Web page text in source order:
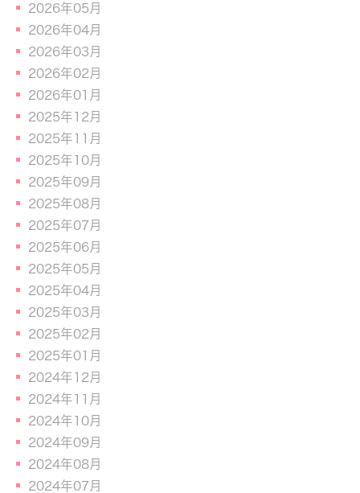
2026年05月
2026年04月
2026年03月
2026年02月
2026年01月
2025年12月
2025年11月
2025年10月
2025年09月
2025年08月
2025年07月
2025年06月
2025年05月
2025年04月
2025年03月
2025年02月
2025年01月
2024年12月
2024年11月
2024年10月
2024年09月
2024年08月
2024年07月